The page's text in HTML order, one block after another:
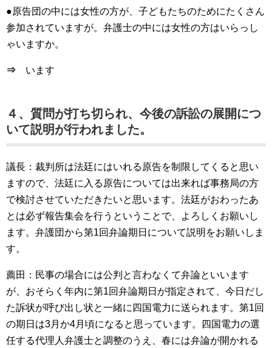
●原告団の中には女性の方が、子どもたちのためにたくさん
参加されていますが。弁護士の中には女性の方はいらっし
ゃいますか。
⇒ います
４、質問が打ち切られ、今後の訴訟の展開につ
いて説明が行われました。
議長：裁判所は法廷にはいれる原告を制限してくると思い
ますので、法廷に入る原告については出来れば事務局の方
で検討させていただきたいと思います。法廷がおわったあ
とは必ず報告集会を行うということで、よろしくお願いし
ます。弁護団から第1回弁論期日について説明をお願いしま
す。
薦田：民事の場合には公判と言わなくて弁論といいます
が、おそらく年内に第1回弁論期日が指定されて、今日だし
た訴状が呼び出し状と一緒に四国電力に送られます。第1回
の期日は3月か4月頃になると思っています。四国電力の選
任する代理人弁護士と調整のうえ、春には弁論が開かれる